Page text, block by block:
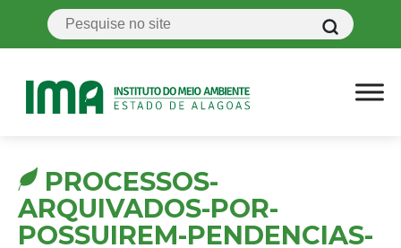
PROCESSOS-
ARQUIVADOS-POR-
POSSUIREM-PENDENCIAS-